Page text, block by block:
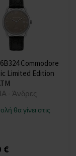
Commodore
Limited Edition
- Άνδρες
θα γίνει στις
€